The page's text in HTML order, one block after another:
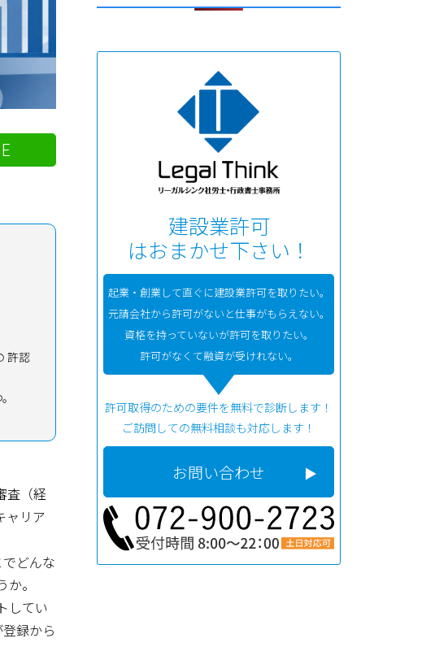
許認
査（経
ャリア
どんな
。
してい
録から
建設業許可
はおまかせ下さい！
起業・創業して直ぐに建設業許可を取りたい。
元請会社から許可がないと仕事がもらえない。
資格を持っていないが許可を取りたい。
許可がなくて融資が受けれない。
許可取得のための要件を無料で診断します！
ご訪問しての無料相談も対応します！
お問い合わせ